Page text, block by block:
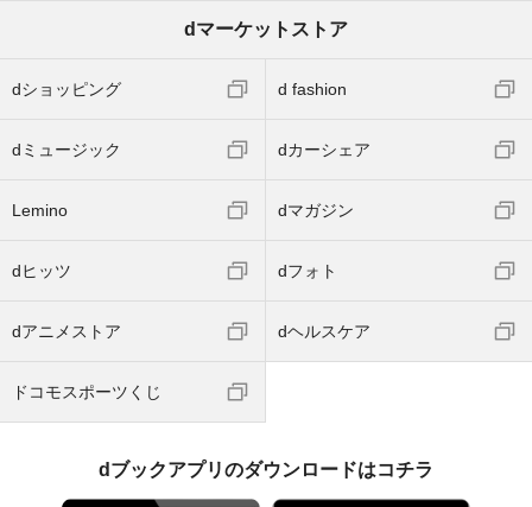
dマーケットストア
dショッピング d fashion
dミュージック dカーシェア
Lemino dマガジン
dヒッツ dフォト
dアニメストア dヘルスケア
ドコモスポーツくじ
dブックアプリのダウンロードはコチラ